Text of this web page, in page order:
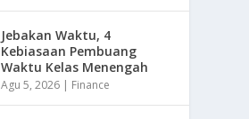
Jebakan Waktu, 4
Kebiasaan Pembuang
Waktu Kelas Menengah
Agu 5, 2026 | Finance